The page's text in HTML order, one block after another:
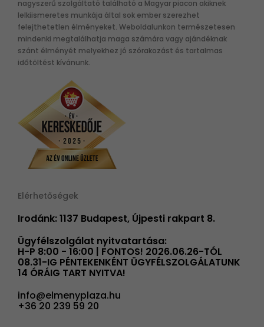
nagyszerű szolgáltató található a Magyar piacon akiknek
lelkiismeretes munkája által sok ember szerezhet
felejthetetlen élményeket. Weboldalunkon természetesen
mindenki megtalálhatja maga számára vagy ajándéknak
szánt élményét melyekhez jó szórakozást és tartalmas
időtöltést kívánunk.
Elérhetőségek
Irodánk: 1137 Budapest, Újpesti rakpart 8.
Ügyfélszolgálat nyitvatartása:
H-P 8:00 - 16:00 | FONTOS! 2026.06.26-TÓL
08.31-IG PÉNTEKENKÉNT ÜGYFÉLSZOLGÁLATUNK
14 ÓRÁIG TART NYITVA!
info@elmenyplaza.hu
+36 20 239 59 20